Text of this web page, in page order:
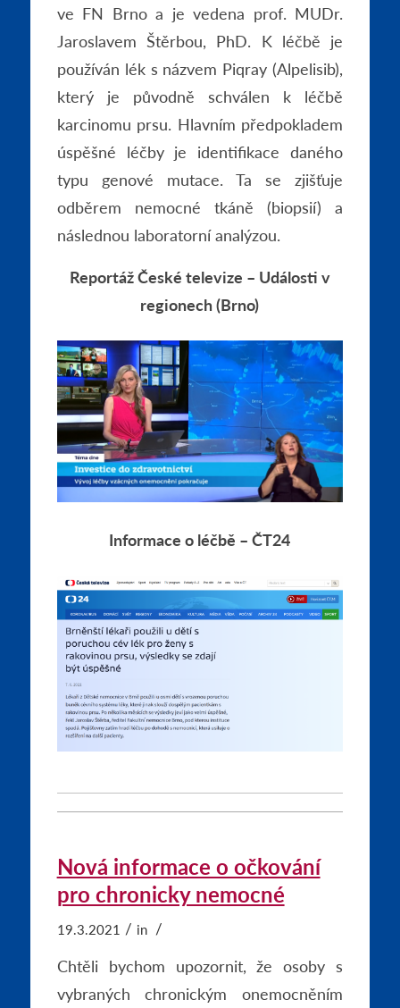
ve FN Brno a je vedena prof. MUDr.
Jaroslavem Štěrbou, PhD. K léčbě je
používán lék s názvem Piqray (Alpelisib),
který je původně schválen k léčbě
karcinomu prsu. Hlavním předpokladem
úspěšné léčby je identifikace daného
typu genové mutace. Ta se zjišťuje
odběrem nemocné tkáně (biopsií) a
následnou laboratorní analýzou.
Reportáž České televize – Události v
regionech (Brno)
Informace o léčbě – ČT24
Nová informace o očkování
pro chronicky nemocné
19.3.2021 / in /
Chtěli bychom upozornit, že osoby s
vybraných chronickým onemocněním